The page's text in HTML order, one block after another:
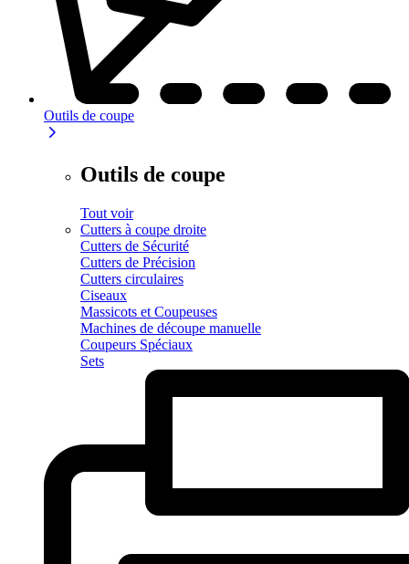
Outils de coupe
Outils de coupe
Tout voir
Cutters à coupe droite
Cutters de Sécurité
Cutters de Précision
Cutters circulaires
Ciseaux
Massicots et Coupeuses
Machines de découpe manuelle
Coupeurs Spéciaux
Sets